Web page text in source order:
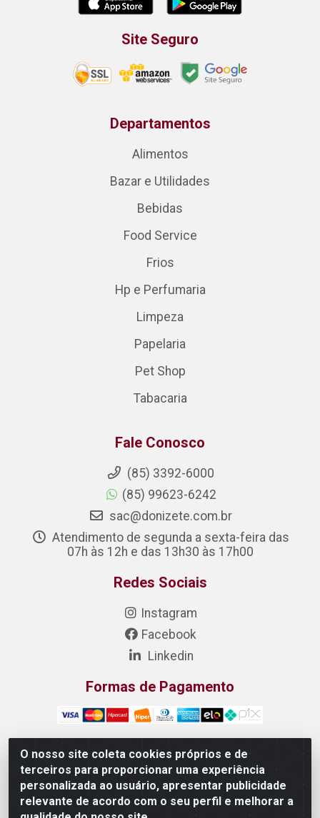
O nosso site coleta cookies próprios e de
terceiros para proporcionar uma experiência
personalizada ao usuário, apresentar publicidade
relevante de acordo com o seu perfil e melhorar a
Site Seguro
Departamentos
Alimentos
Bazar e Utilidades
Bebidas
Food Service
Frios
Hp e Perfumaria
Limpeza
Papelaria
Pet Shop
Tabacaria
Fale Conosco
(85) 3392-6000
(85) 99623-6242
sac@donizete.com.br
Atendimento de segunda a sexta-feira das
07h às 12h e das 13h30 às 17h00
Redes Sociais
Instagram
Facebook
Linkedin
Formas de Pagamento
DONIZETE DISTRIBUIDORA DE ALIMENTOS S/A - Rua
Raimundo Matias, 377 - Pedras, Itaitinga/CE - CEP
61.887-880 - CNPJ 23.577.851/0001-05